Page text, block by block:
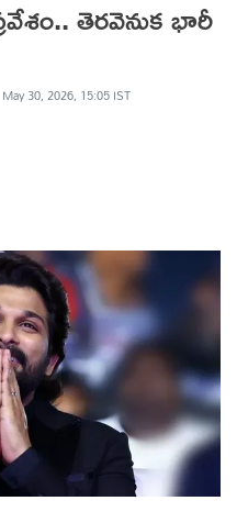
తెరవెనుక భారీ
May 30, 2026, 15:05 IST